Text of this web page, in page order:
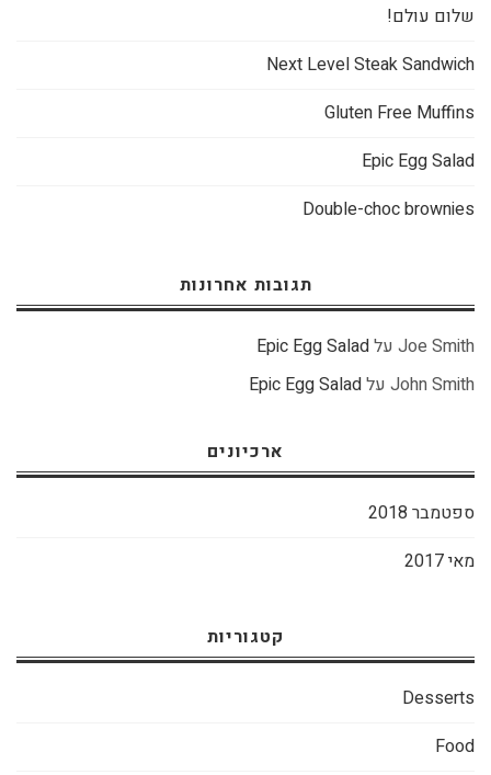
שלום עולם!
Next Level Steak Sandwich
Gluten Free Muffins
Epic Egg Salad
Double-choc brownies
תגובות אחרונות
Joe Smith עלEpic Egg Salad
John Smith עלEpic Egg Salad
ארכיונים
ספטמבר 2018
מאי 2017
קטגוריות
Desserts
Food